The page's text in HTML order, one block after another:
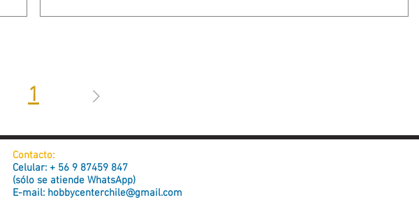
1
Contacto:
Celular: + 56 9 87459 847
(sólo se atiende WhatsApp)
E-mail: hobbycenterchile@gmail.com